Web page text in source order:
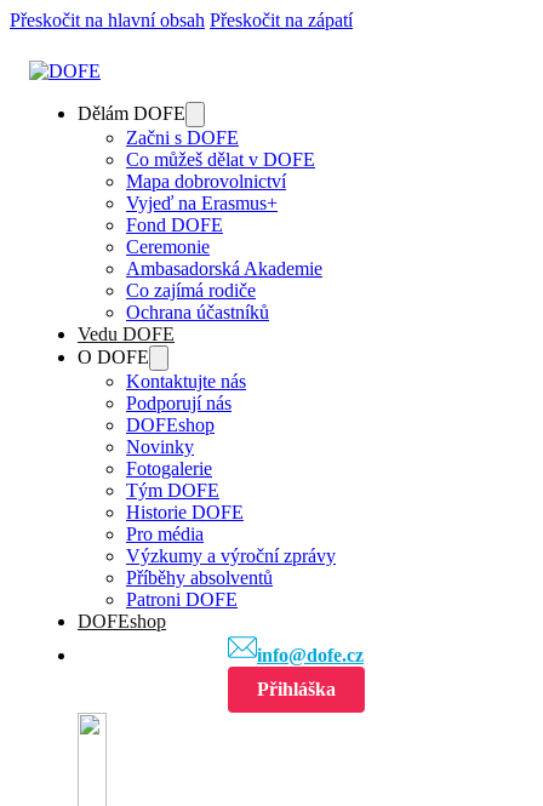
Přeskočit na hlavní obsah Přeskočit na zápatí
Dělám DOFE
Začni s DOFE
Co můžeš dělat v DOFE
Mapa dobrovolnictví
Vyjeď na Erasmus+
Fond DOFE
Ceremonie
Ambasadorská Akademie
Co zajímá rodiče
Ochrana účastníků
Vedu DOFE
O DOFE
Kontaktujte nás
Podporují nás
DOFEshop
Novinky
Fotogalerie
Tým DOFE
Historie DOFE
Pro média
Výzkumy a výroční zprávy
Příběhy absolventů
Patroni DOFE
DOFEshop
info@dofe.cz
Přihláška